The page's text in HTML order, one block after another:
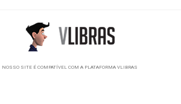
NOSSO SITE É COMPATÍVEL COM A PLATAFORMA VLIBRAS